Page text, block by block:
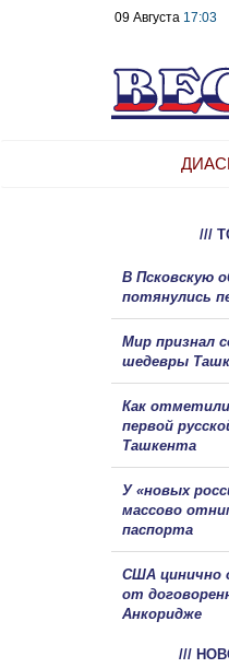
09 Августа 17:03
///
В Псковскую
потянулись
Мир признал
шедевры
Как
первой
Ташкента
У «новых
массово
паспорта
США цинично
от
Анкоридже
///